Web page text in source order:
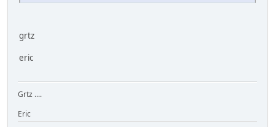
grtz
eric
Grtz ....
Eric